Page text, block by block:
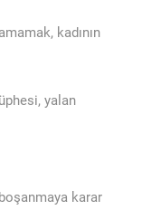
kadının
yalan
karar